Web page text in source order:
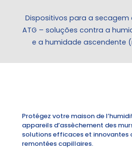
Dispositivos para a secagem
ATG – soluções contra a
e a humidade ascendente
Protégez votre maison de
appareils d’assèchement des
solutions efficaces et innovantes
remontées capillaires.